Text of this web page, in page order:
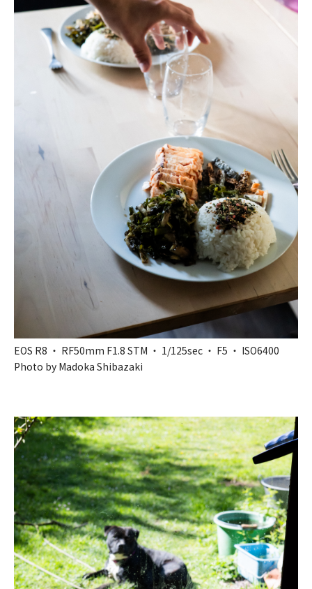
EOS R8 ・ RF50mm F1.8 STM ・ 1/125sec ・ F5 ・ ISO6400
Photo by Madoka Shibazaki